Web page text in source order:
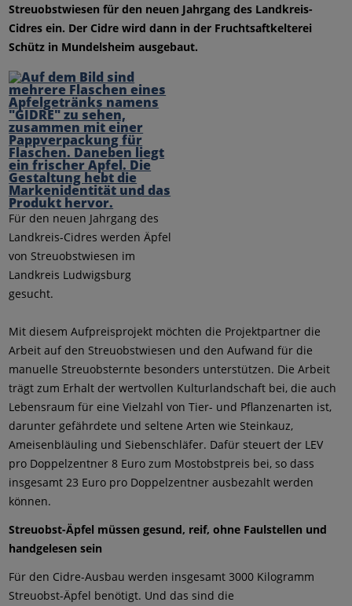
Streuobstwiesen für den neuen Jahrgang des Landkreis-
Cidres ein. Der Cidre wird dann in der Fruchtsaftkelterei
Schütz in Mundelsheim ausgebaut.
Für den neuen Jahrgang des
Landkreis-Cidres werden Äpfel
von Streuobstwiesen im
Landkreis Ludwigsburg
gesucht.
Mit diesem Aufpreisprojekt möchten die Projektpartner die
Arbeit auf den Streuobstwiesen und den Aufwand für die
manuelle Streuobsternte besonders unterstützen. Die Arbeit
trägt zum Erhalt der wertvollen Kulturlandschaft bei, die auch
Lebensraum für eine Vielzahl von Tier- und Pflanzenarten ist,
darunter gefährdete und seltene Arten wie Steinkauz,
Ameisenbläuling und Siebenschläfer. Dafür steuert der LEV
pro Doppelzentner 8 Euro zum Mostobstpreis bei, so dass
insgesamt 23 Euro pro Doppelzentner ausbezahlt werden
können.
Streuobst-Äpfel müssen gesund, reif, ohne Faulstellen und
handgelesen sein
Für den Cidre-Ausbau werden insgesamt 3000 Kilogramm
Streuobst-Äpfel benötigt. Und das sind die